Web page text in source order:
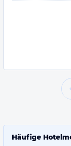
Häufige